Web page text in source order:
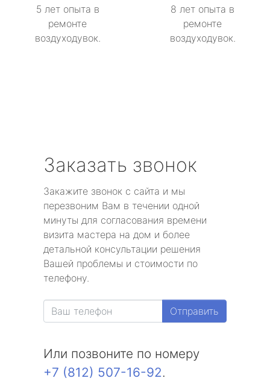
5 лет опыта в
ремонте
воздуходувок.
8 лет опыта в
ремонте
воздуходувок.
Заказать звонок
Закажите звонок с сайта и мы
перезвоним Вам в течении одной
минуты для согласования времени
визита мастера на дом и более
детальной консультации решения
Вашей проблемы и стоимости по
телефону.
Отправить
Или позвоните по номеру
+7 (812) 507-16-92.